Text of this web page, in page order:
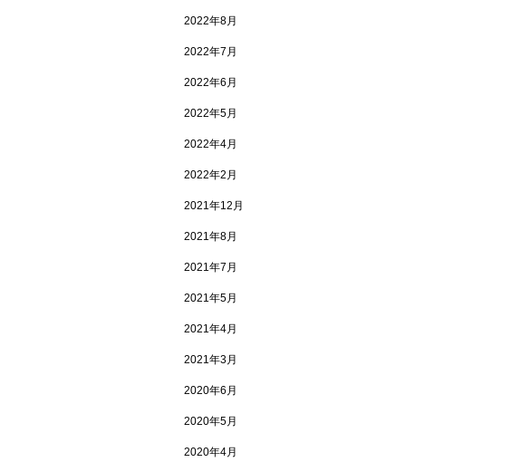
2022年8月
2022年7月
2022年6月
2022年5月
2022年4月
2022年2月
2021年12月
2021年8月
2021年7月
2021年5月
2021年4月
2021年3月
2020年6月
2020年5月
2020年4月